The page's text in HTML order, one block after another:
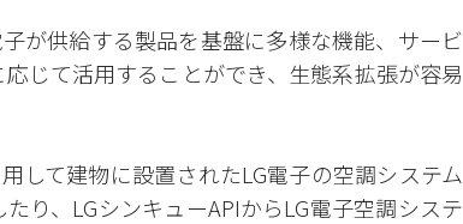
が供給する製品を基盤に多様な機能、サービ
じて活用することができ、生態系拡張が容易
して建物に設置されたLG電子の空調システム
り、LGシンキューAPIからLG電子空調システ